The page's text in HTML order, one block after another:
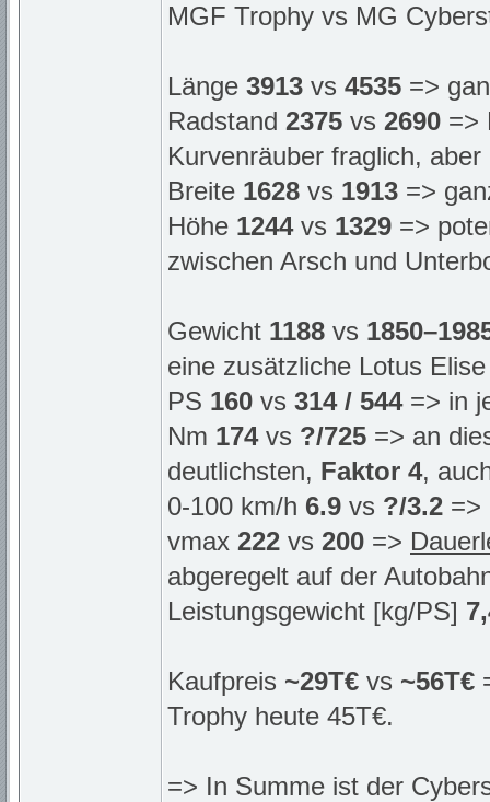
MGF Trophy vs MG
Länge 3913 vs 4535 =>
Radstand 2375 vs 2690 =>
Kurvenräuber fraglich,
Breite 1628 vs 1913 =>
Höhe 1244vs 1329 =>
zwischen Arsch und
Gewicht 1188 vs
eine zusätzliche Lotus Elise
PS 160 vs 314 / 544=> in
Nm 174vs ?/725 => an
deutlichsten, Faktor 4,
0-100 km/h 6.9 vs ?/3.2 =>
vmax 222 vs 200 =>
abgeregelt auf der
Leistungsgewicht [kg/PS]
Kaufpreis ~29T€ vs ~56T€
Trophy heute 45T€.
=> In Summe ist der